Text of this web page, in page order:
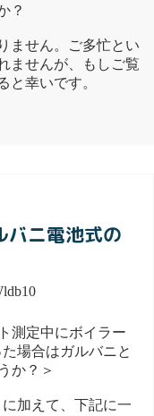
？
ません。ご多忙とい
ませんが、もしご覧
と幸いです。
バニ電池式の
測定中にボイラー
場合はガルバニと
か？＞
に加えて、下記に一